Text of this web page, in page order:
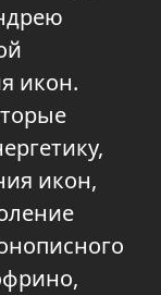
икон.
икон,